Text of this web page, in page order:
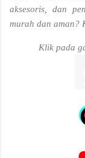
aksesoris, dan
murah dan aman?
Klik pada